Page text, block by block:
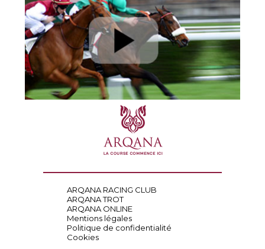
ARQANA RACING CLUB
ARQANA TROT
ARQANA ONLINE
Mentions légales
Politique de confidentialité
Cookies